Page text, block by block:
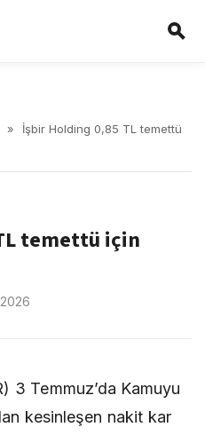
»
İşbir Holding 0,85 TL temettü
temettü için
3 Temmuz’da Kamuyu
kesinleşen nakit kar